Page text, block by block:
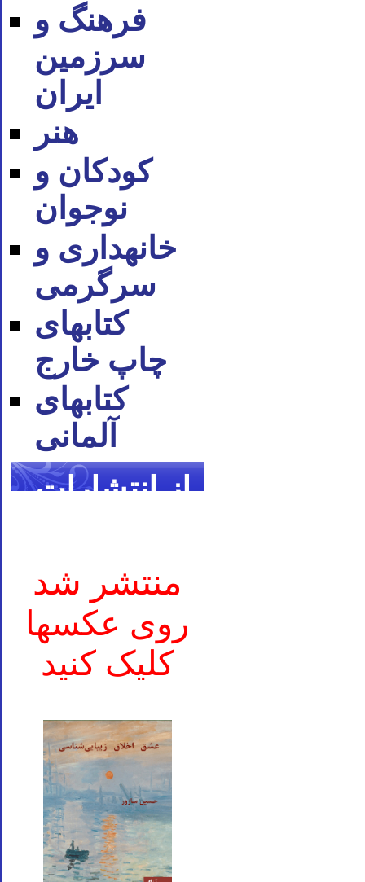
فرهنگ و
سرزمین
ایران
هنر
کودکان و
نوجوان
خانه‪داری و
سرگرمی
کتاب‪های
چاپ خارج
کتاب‪های
آلمانی
از انتشارات
منتشر شد
روی عکسها
کلیک کنید